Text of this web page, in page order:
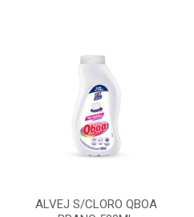
ALVEJ S/CLORO QBOA